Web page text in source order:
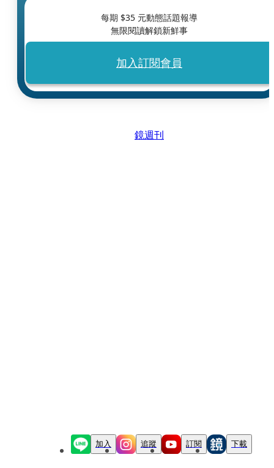
每期 $35 元動態話題報導
無限閱讀解鎖新鮮事
加入訂閱會員
鏡週刊
加入 追蹤 訂閱 下載